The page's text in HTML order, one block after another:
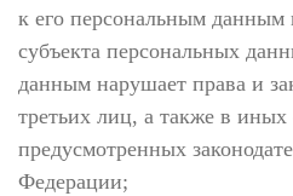
к его персональным данным
субъекта персональных
данным нарушает права и
третьих лиц, а также в иных
предусмотренных
Федерации;